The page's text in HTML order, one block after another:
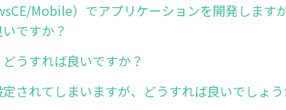
Mobile）でアプリケーションを開発します
ですか？
うすれば良いですか？
されてしまいますが、どうすれば良いでしょう